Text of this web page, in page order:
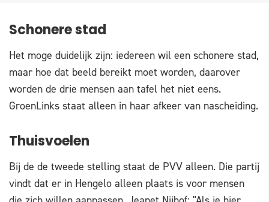
Schonere stad
Het moge duidelijk zijn: iedereen wil een schonere stad,
maar hoe dat beeld bereikt moet worden, daarover
worden de drie mensen aan tafel het niet eens.
GroenLinks staat alleen in haar afkeer van nascheiding.
Thuisvoelen
Bij de de tweede stelling staat de PVV alleen. Die partij
vindt dat er in Hengelo alleen plaats is voor mensen